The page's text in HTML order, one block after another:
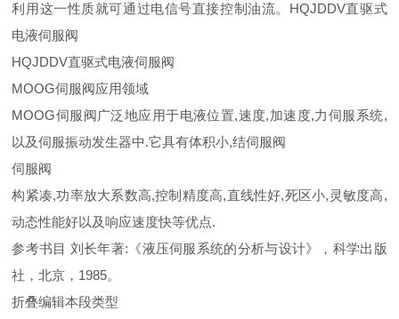
利用这一性质就可通过电信号直接控制油流。HQJDDV直驱式
电液伺服阀
HQJDDV直驱式电液伺服阀
MOOG伺服阀应用领域
MOOG伺服阀广泛地应用于电液位置,速度,加速度,力伺服系统,
以及伺服振动发生器中.它具有体积小,结伺服阀
伺服阀
构紧凑,功率放大系数高,控制精度高,直线性好,死区小,灵敏度高,
动态性能好以及响应速度快等优点.
参考书目 刘长年著:《液压伺服系统的分析与设计》，科学出版
社，北京，1985。
折叠编辑本段类型